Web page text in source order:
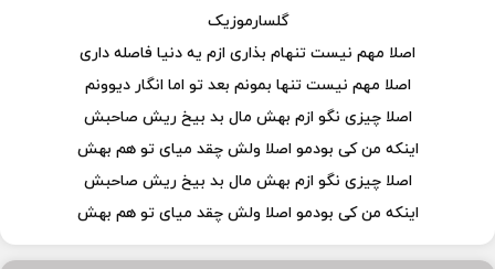
گلسارموزیک
اصلا مهم نیست تنهام بذاری ازم یه دنیا فاصله داری
اصلا مهم نیست تنها بمونم بعد تو اما انگار دیوونم
اصلا چیزی نگو ازم بهش مال بد بیخ ریش صاحبش
اینکه من کی بودمو اصلا ولش چقد میای تو هم بهش
اصلا چیزی نگو ازم بهش مال بد بیخ ریش صاحبش
اینکه من کی بودمو اصلا ولش چقد میای تو هم بهش